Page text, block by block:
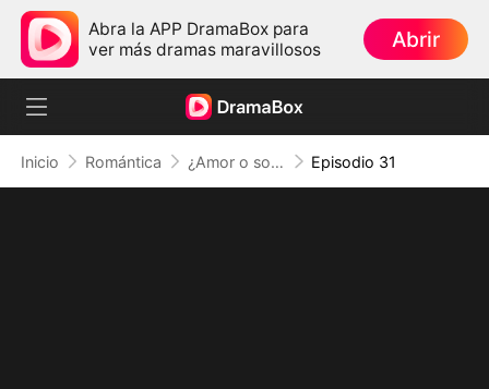
Abra la APP DramaBox para
ver más dramas maravillosos
Abrir
Inicio Romántica ¿Amor o solo un sueño? Episodio 31